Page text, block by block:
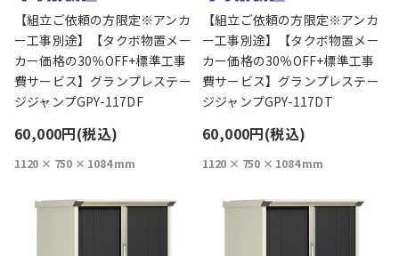
【組立ご依頼の方限定※アンカ
ー工事別途】【タクボ物置メー
カー価格の30％OFF+標準工事
費サービス】グランプレステー
ジジャンプGPY-117DF
60,000円(税込)
1120 × 750 × 1084 mm
【組立ご依頼の方限定※アンカ
ー工事別途】【タクボ物置メー
カー価格の30％OFF+標準工事
費サービス】グランプレステー
ジジャンプGPY-117DT
60,000円(税込)
1120 × 750 × 1084 mm